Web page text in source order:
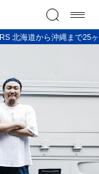
北海道から沖縄まで25